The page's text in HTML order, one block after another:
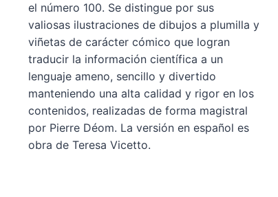
el número 100. Se distingue por sus
valiosas ilustraciones de dibujos a plumilla y
viñetas de carácter cómico que logran
traducir la información científica a un
lenguaje ameno, sencillo y divertido
manteniendo una alta calidad y rigor en los
contenidos, realizadas de forma magistral
por Pierre Déom. La versión en español es
obra de Teresa Vicetto.